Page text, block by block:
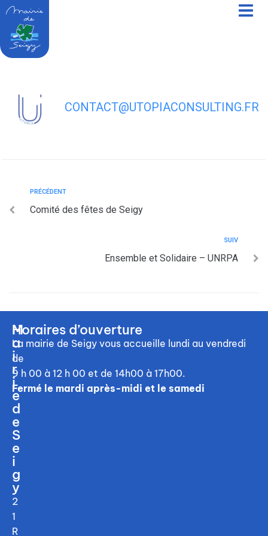
principal
Association Sportive de Couffy /Seigy
(A.S.C.S)
CONTACT@UTOPIACONSULTING.FR
PRÉCÉDENT
Comité des fêtes de Seigy
SUIV
Ensemble et Solidaire – UNRPA
M
a
i
r
i
e
d
e
S
e
i
g
y
2
1
R
Horaires d’ouverture
La mairie de Seigy vous accueille lundi au vendredi
de
9 h 00 à 12 h 00 et de 14h00 à 17h00.
Fermé le mardi après-midi et le samedi